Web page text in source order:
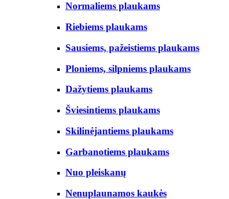
Normaliems plaukams
Riebiems plaukams
Sausiems, pažeistiems plaukams
Ploniems, silpniems plaukams
Dažytiems plaukams
Šviesintiems plaukams
Skilinėjantiems plaukams
Garbanotiems plaukams
Nuo pleiskanų
Nenuplaunamos kaukės